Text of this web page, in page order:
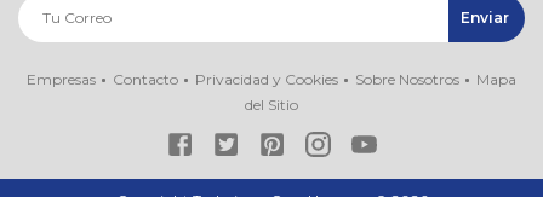
Empresas Contacto Privacidad y Cookies Sobre Nosotros
Mapa
del Sitio